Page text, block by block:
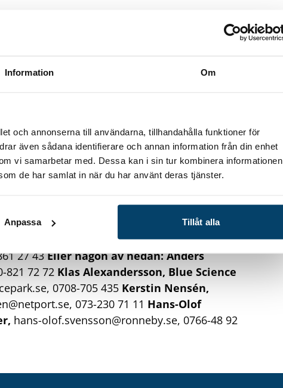
Information Om
och annonserna till användarna, tillhandahålla funktioner för
även sådana identifierare och annan information från din enhet
vi samarbetar med. Dessa kan i sin tur kombinera informationen
de har samlat in när du har använt deras tjänster.
Anpassa Tillåt alla
i regionen:
är EU:s främsta verktyg för att främja
projekt som skapar jobb, hjälper
hos individer.
Vill du veta mer om projektet
Ingela Håkansson, Techtank,
27 43Eller någon av nedan: Anders
821 72 72 Klas Alexandersson, Blue Science
0708-705 435 Kerstin Nensén,
073-230 71 11 Hans-Olof
hans-olof.svensson@ronneby.se, 0766-48 92